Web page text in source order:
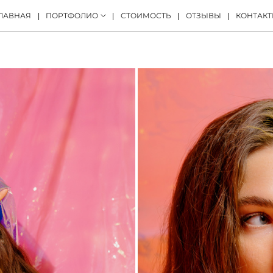
ПОРТФОЛИО СТОИМОСТЬ ОТЗЫВЫ